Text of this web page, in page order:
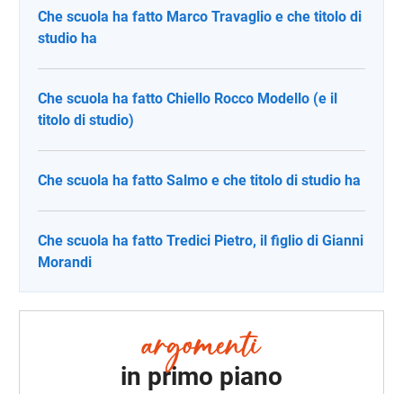
Che scuola ha fatto Marco Travaglio e che titolo di
studio ha
Che scuola ha fatto Chiello Rocco Modello (e il
titolo di studio)
Che scuola ha fatto Salmo e che titolo di studio ha
Che scuola ha fatto Tredici Pietro, il figlio di Gianni
Morandi
in primo piano